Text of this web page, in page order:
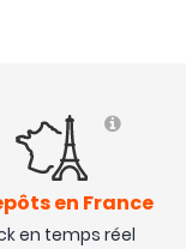
en France
en temps réel